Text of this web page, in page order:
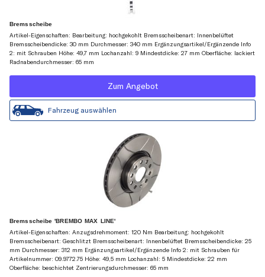
Bremsscheibe
Artikel-Eigenschaften: Bearbeitung: hochgekohlt Bremsscheibenart: Innenbelüftet
Bremsscheibendicke: 30 mm Durchmesser: 340 mm Ergänzungsartikel/Ergänzende Info
2: mit Schrauben Höhe: 49,7 mm Lochanzahl: 9 Mindestdicke: 27 mm Oberfläche: lackiert
Radnabendurchmesser: 65 mm
Zum Angebot
Fahrzeug auswählen
Bremsscheibe 'BREMBO MAX LINE'
Artikel-Eigenschaften: Anzugsdrehmoment: 120 Nm Bearbeitung: hochgekohlt
Bremsscheibenart: Geschlitzt Bremsscheibenart: Innenbelüftet Bremsscheibendicke: 25
mm Durchmesser: 312 mm Ergänzungsartikel/Ergänzende Info 2: mit Schrauben für
Artikelnummer: 09.9772.75 Höhe: 49,5 mm Lochanzahl: 5 Mindestdicke: 22 mm
Oberfläche: beschichtet Zentrierungsdurchmesser: 65 mm